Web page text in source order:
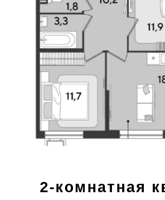
3-комнатная квартира
Площадь: